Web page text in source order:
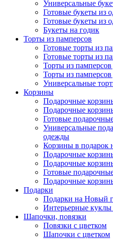
Универсальные
Готовые букеты из
Готовые букеты из
Букеты на годик
Торты из памперсов
Готовые торты из
Готовые торты из
Торты из памперсов
Торты из памперсов
Универсальные
Корзины
Подарочные
Подарочные
Готовые
Универсальные
одежды
Корзины в подарок
Подарочные
Подарочные
Готовые
Подарочные
Подарки
Подарки на Новый
Интерьерные
Шапочки, повязки
Повязки с цветком
Шапочки с цветком